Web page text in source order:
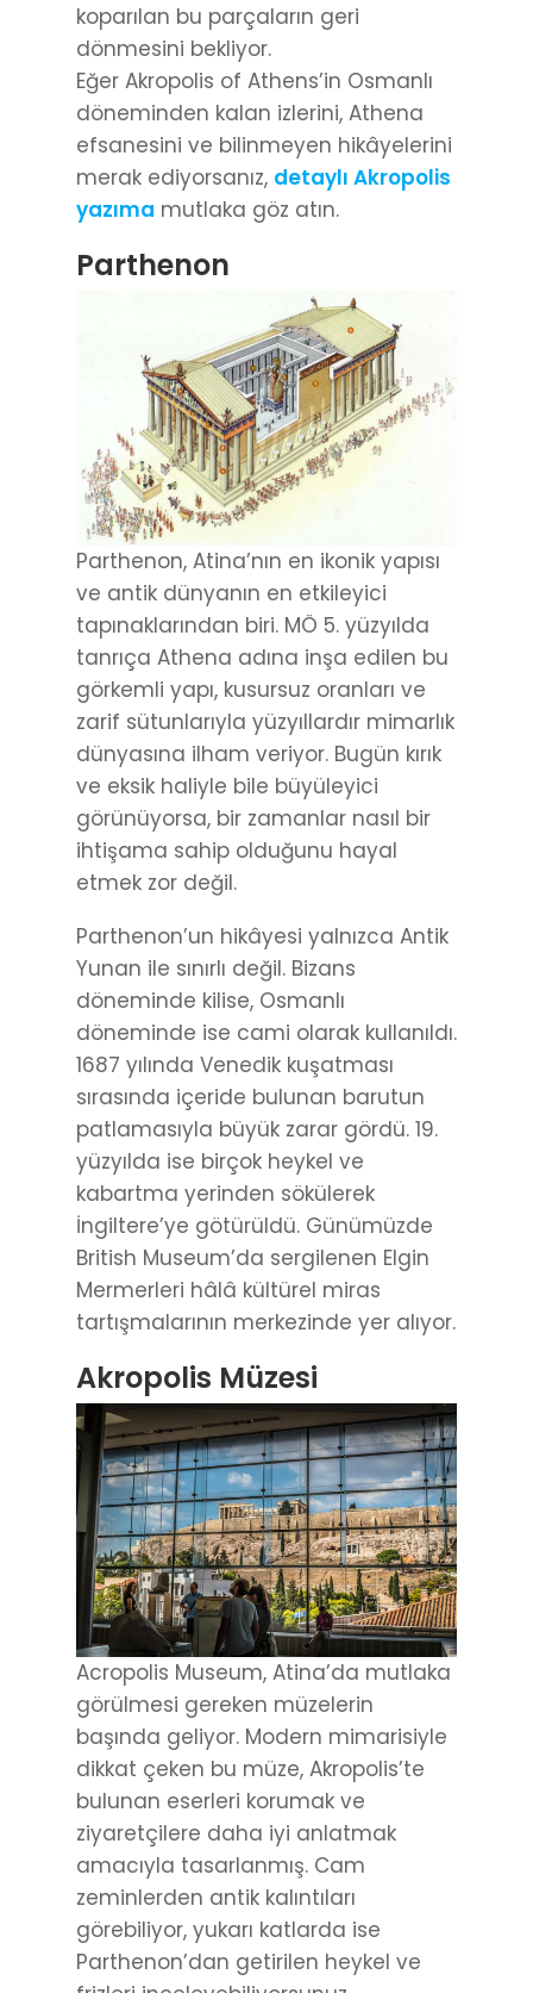
koparılan bu parçaların geri
dönmesini bekliyor.
Eğer Akropolis of Athens’in Osmanlı
döneminden kalan izlerini, Athena
efsanesini ve bilinmeyen hikâyelerini
merak ediyorsanız, detaylı Akropolis
yazıma mutlaka göz atın.
Parthenon
Parthenon, Atina’nın en ikonik yapısı
ve antik dünyanın en etkileyici
tapınaklarından biri. MÖ 5. yüzyılda
tanrıça Athena adına inşa edilen bu
görkemli yapı, kusursuz oranları ve
zarif sütunlarıyla yüzyıllardır mimarlık
dünyasına ilham veriyor. Bugün kırık
ve eksik haliyle bile büyüleyici
görünüyorsa, bir zamanlar nasıl bir
ihtişama sahip olduğunu hayal
etmek zor değil.
Parthenon’un hikâyesi yalnızca Antik
Yunan ile sınırlı değil. Bizans
döneminde kilise, Osmanlı
döneminde ise cami olarak kullanıldı.
1687 yılında Venedik kuşatması
sırasında içeride bulunan barutun
patlamasıyla büyük zarar gördü. 19.
yüzyılda ise birçok heykel ve
kabartma yerinden sökülerek
İngiltere’ye götürüldü. Günümüzde
British Museum’da sergilenen Elgin
Mermerleri hâlâ kültürel miras
tartışmalarının merkezinde yer alıyor.
Akropolis Müzesi
Acropolis Museum, Atina’da mutlaka
görülmesi gereken müzelerin
başında geliyor. Modern mimarisiyle
dikkat çeken bu müze, Akropolis’te
bulunan eserleri korumak ve
ziyaretçilere daha iyi anlatmak
amacıyla tasarlanmış. Cam
zeminlerden antik kalıntıları
görebiliyor, yukarı katlarda ise
Parthenon’dan getirilen heykel ve